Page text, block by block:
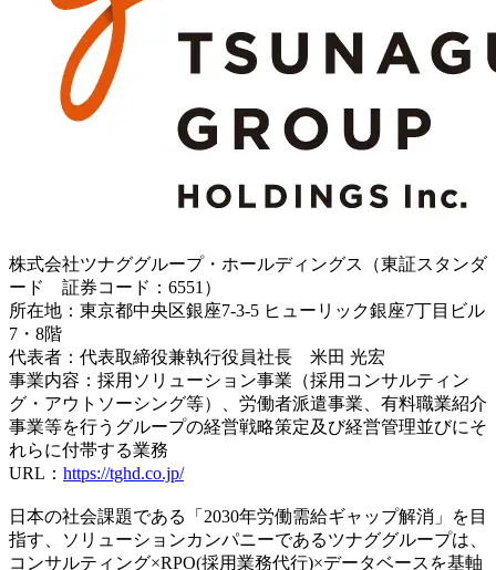
株式会社ツナググループ・ホールディングス（東証スタンダ
ード 証券コード：6551）
所在地：東京都中央区銀座7-3-5 ヒューリック銀座7丁目ビル
7・8階
代表者：代表取締役兼執行役員社長 米田 光宏
事業内容：採用ソリューション事業（採用コンサルティン
グ・アウトソーシング等）、労働者派遣事業、有料職業紹介
事業等を行うグループの経営戦略策定及び経営管理並びにそ
れらに付帯する業務
URL： https://tghd.co.jp/
日本の社会課題である「2030年労働需給ギャップ解消」を目
指す、ソリューションカンパニーであるツナググループは、
コンサルティング×RPO(採用業務代行)×データベースを基軸